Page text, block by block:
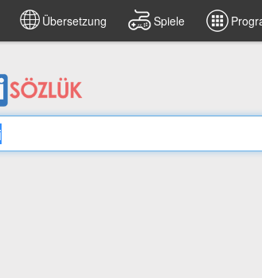
Übersetzung Spiele